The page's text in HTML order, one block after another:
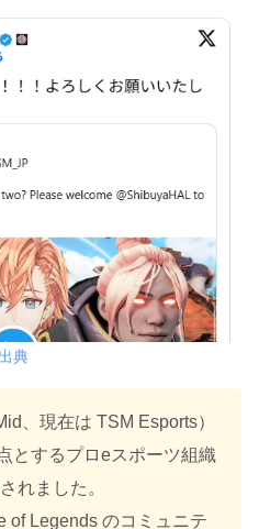
出典
、現在は TSM Esports）
とするプロeスポーツ組織
れました。
of Legends のコミュニテ